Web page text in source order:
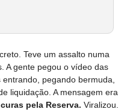
Teve um assalto numa
A gente pegou o vídeo das
pegando bermuda,
liquidação. A mensagem era
pela Reserva. Viralizou.